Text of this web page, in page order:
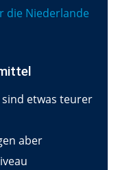
die Niederlande
etwas teurer
aber